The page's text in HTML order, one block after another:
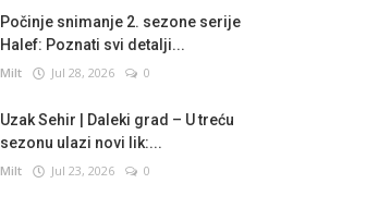
Počinje snimanje 2. sezone serije
Halef: Poznati svi detalji...
Milt Jul 28, 2026 0
Uzak Sehir | Daleki grad – U treću
sezonu ulazi novi lik:...
Milt Jul 23, 2026 0